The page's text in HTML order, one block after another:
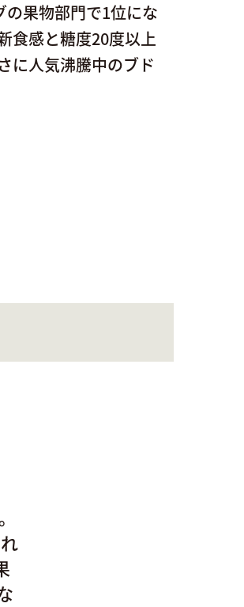
果物部門で1位にな
食感と糖度20度以上
に人気沸騰中のブド